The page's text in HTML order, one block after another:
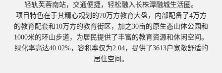
轻轨芙蓉南站，交通便捷，轻松融入长株潭融城生活圈。
项目特色在于其精心规划的70万方教育大盘，内部配备了4万方
的教育配套和10万方的教育街区，加之30亩的原生态山体公园和
1000米的环山步道，为居民提供了丰富的教育资源和休闲空间。
绿化率高达40.02%，容积率仅为2.04，提供了3613户宽敞舒适的
居住空间。